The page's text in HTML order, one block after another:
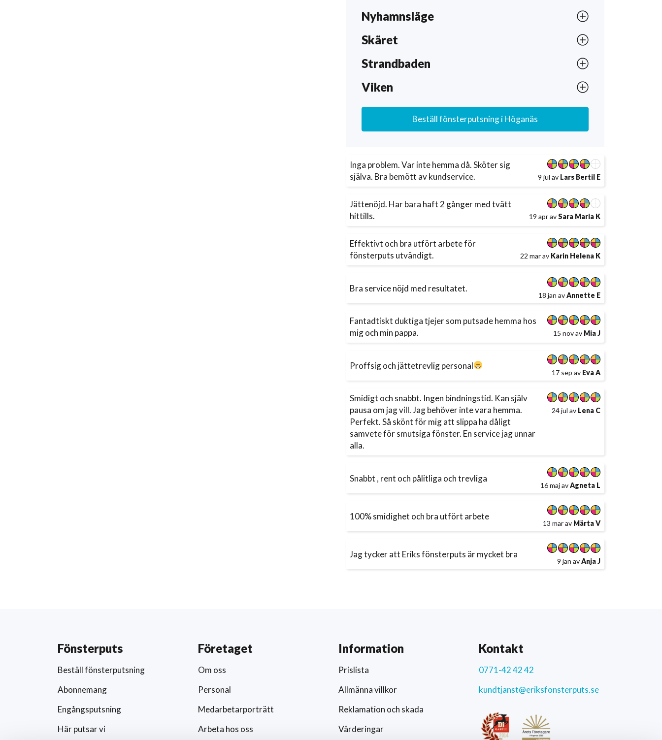
Nyhamnsläge
Skäret
Strandbaden
Viken
Beställ fönsterputsningi Höganäs
Inga problem. Var inte hemma då. Sköter sig
själva. Bra bemött av kundservice.
9 jul av Lars Bertil E
Jättenöjd. Har bara haft 2 gånger med tvätt
hittills.
19 apr avSara Maria K
Effektivt och bra utfört arbete för
fönsterputs utvändigt.
22 mar av Karin Helena K
Bra service nöjd med resultatet.
18 jan avAnnette E
Fantadtiskt duktiga tjejer som putsade hemma hos
mig och min pappa.
15 nov av Mia J
Proffsig och jättetrevlig personal
17 sep av Eva A
Smidigt och snabbt. Ingen bindningstid. Kan själv
pausa om jag vill. Jag behöver inte vara hemma.
Perfekt. Så skönt för mig att slippa ha dåligt
samvete för smutsiga fönster. En service jag unnar
alla.
24 jul av Lena C
Snabbt , rent och pålitliga och trevliga
16 maj avAgneta L
100% smidighet och bra utfört arbete
13 mar av Märta V
Jag tycker att Eriks fönsterputs är mycket bra
9 jan avAnja J
Fönsterputs
Beställ fönsterputsning
Abonnemang
Engångsputsning
Här putsar vi
Företaget
Om oss
Personal
Medarbetarporträtt
Arbeta hos oss
Information
Prislista
Allmänna villkor
Reklamation och skada
Värderingar
Kontakt
0771-42 42 42
kundtjanst@eriksfonsterputs.se